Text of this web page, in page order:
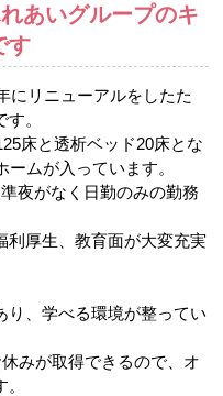
あいグループのキ
す
にリニューアルをしたた
。
床と透析ベッド20床とな
ムが入っています。
夜がなく日勤のみの勤務
利厚生、教育面が大変充実
り、学べる環境が整ってい
みが取得できるので、オ